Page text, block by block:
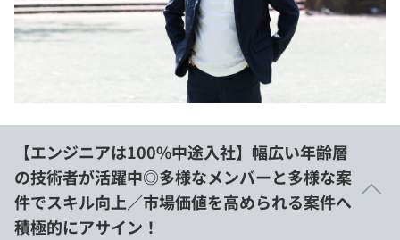
【エンジニアは100%中途入社】幅広い年齢層
の技術者が活躍中◎多様なメンバーと多様な案
件でスキル向上／市場価値を高められる案件へ
積極的にアサイン！